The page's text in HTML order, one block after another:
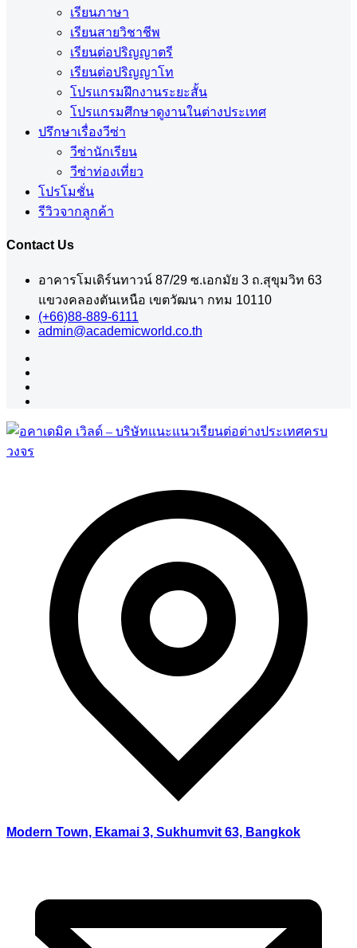
เรียนภาษา
เรียนสายวิชาชีพ
เรียนต่อปริญญาตรี
เรียนต่อปริญญาโท
โปรแกรมฝึกงานระยะสั้น
โปรแกรมศึกษาดูงานในต่างประเทศ
ปรึกษาเรื่องวีซ่า
วีซ่านักเรียน
วีซ่าท่องเที่ยว
โปรโมชั่น
รีวิวจากลูกค้า
Contact Us
อาคารโมเดิร์นทาวน์ 87/29 ซ.เอกมัย 3 ถ.สุขุมวิท 63
แขวงคลองตันเหนือ เขตวัฒนา กทม 10110
(+66)88-889-6111
admin@academicworld.co.th
Modern Town, Ekamai 3, Sukhumvit 63, Bangkok